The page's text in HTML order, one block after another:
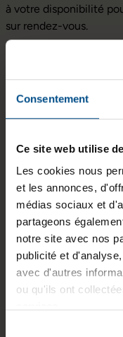
Consentement
Ce site web utilise
Les cookies nous
et les annonces,
médias sociaux et
partageons
notre site avec nos
publicité et
avec d'autres
ou qu'ils ont
à votre disponibilité
sur rendez-vous.
Nos
pour répondre à tous
d'assistance
sécurité ou des
vous garantissons
Prolongez la durée
bénéficiant d'un
savoir plus sur les
Nos